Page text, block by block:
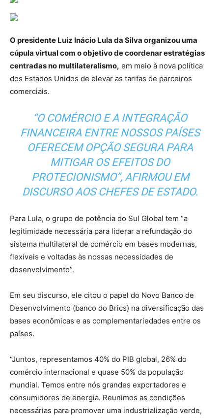
O presidente Luiz Inácio Lula da Silva organizou uma
cúpula virtual com o objetivo de coordenar estratégias
centradas no multilateralismo, em meio à nova política
dos Estados Unidos de elevar as tarifas de parceiros
comerciais.
“O COMÉRCIO E A INTEGRAÇÃO
FINANCEIRA ENTRE NOSSOS PAÍSES
OFERECEM OPÇÃO SEGURA PARA
MITIGAR OS EFEITOS DO
PROTECIONISMO”, AFIRMOU EM
DISCURSO AOS CHEFES DE ESTADO.
Para Lula, o grupo de potência do Sul Global tem “a
legitimidade necessária para liderar a refundação do
sistema multilateral de comércio em bases modernas,
flexíveis e voltadas às nossas necessidades de
desenvolvimento”.
Em seu discurso, ele citou o papel do Novo Banco de
Desenvolvimento (banco do Brics) na diversificação das
bases econômicas e as complementariedades entre os
países.
“Juntos, representamos 40% do PIB global, 26% do
comércio internacional e quase 50% da população
mundial. Temos entre nós grandes exportadores e
consumidores de energia. Reunimos as condições
necessárias para promover uma industrialização verde,